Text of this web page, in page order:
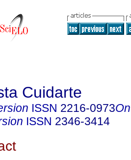
Cuidarte
ISSN 2216-0973
ISSN 2346-3414